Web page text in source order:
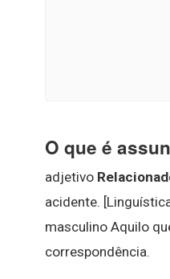
O que é
adjetivo
acidente.
masculino Aquilo
correspondência.